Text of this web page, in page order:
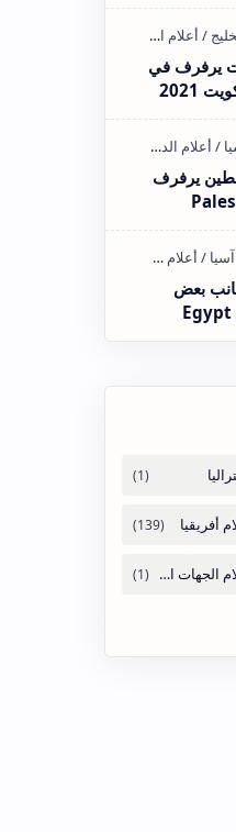
يرفرف في
2021
يرفرف
بعض